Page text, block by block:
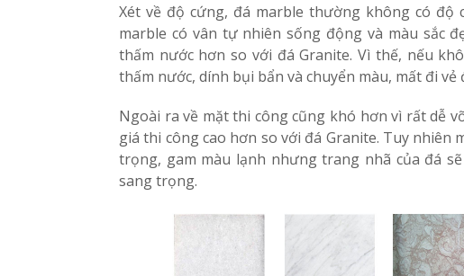
Xét về độ cứng, đá marble thường không có
marble có vân tự nhiên sống động và màu sắc
thấm nước hơn so với đá Granite. Vì thế, nếu
thấm nước, dính bụi bẩn và chuyển màu, mất đi vẻ
Ngoài ra về mặt thi công cũng khó hơn vì rất dễ
giá thi công cao hơn so với đá Granite. Tuy nhiên
trọng, gam màu lạnh nhưng trang nhã của đá
sang trọng.